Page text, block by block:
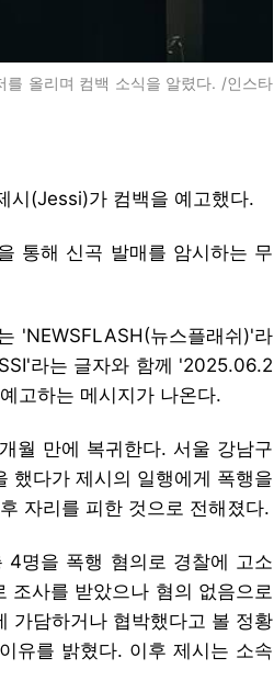
올리며 컴백 소식을 알렸다. /인스타
시(Jessi)가 컴백을 예고했다.
통해 신곡 발매를 암시하는 무
'NEWSFLASH(뉴스플래쉬)'라
라는 글자와 함께 '2025.06.2
고하는 메시지가 나온다.
월 만에 복귀한다. 서울 강남구
했다가 제시의 일행에게 폭행을
자리를 피한 것으로 전해졌다.
4명을 폭행 혐의로 경찰에 고소
조사를 받았으나 혐의 없음으로
가담하거나 협박했다고 볼 정황
유를 밝혔다. 이후 제시는 소속